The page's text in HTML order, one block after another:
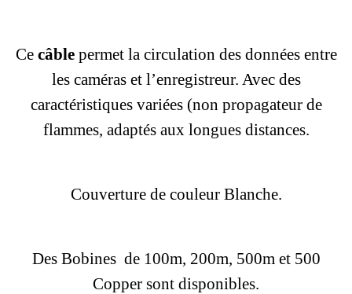
Ce câblepermet la circulation des données entre
les caméras et l’enregistreur. Avec des
caractéristiques variées (non propagateur de
flammes, adaptés aux longues distances.
Couverture de couleur Blanche.
Des Bobines de 100m, 200m, 500m et 500
Copper sont disponibles.